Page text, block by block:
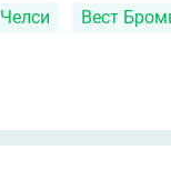
Челси Вест